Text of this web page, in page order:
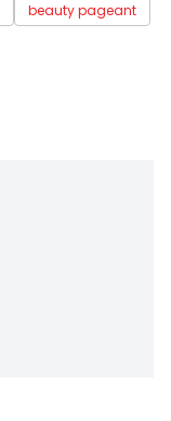
beauty pageant